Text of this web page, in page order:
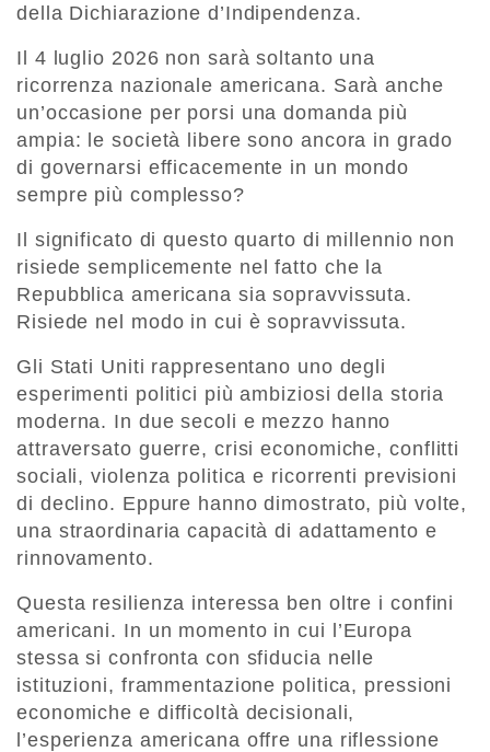
della Dichiarazione d’Indipendenza.
Il 4 luglio 2026 non sarà soltanto una
ricorrenza nazionale americana. Sarà anche
un’occasione per porsi una domanda più
ampia: le società libere sono ancora in grado
di governarsi efficacemente in un mondo
sempre più complesso?
Il significato di questo quarto di millennio non
risiede semplicemente nel fatto che la
Repubblica americana sia sopravvissuta.
Risiede nel modo in cui è sopravvissuta.
Gli Stati Uniti rappresentano uno degli
esperimenti politici più ambiziosi della storia
moderna. In due secoli e mezzo hanno
attraversato guerre, crisi economiche, conflitti
sociali, violenza politica e ricorrenti previsioni
di declino. Eppure hanno dimostrato, più volte,
una straordinaria capacità di adattamento e
rinnovamento.
Questa resilienza interessa ben oltre i confini
americani. In un momento in cui l’Europa
stessa si confronta con sfiducia nelle
istituzioni, frammentazione politica, pressioni
economiche e difficoltà decisionali,
l’esperienza americana offre una riflessione